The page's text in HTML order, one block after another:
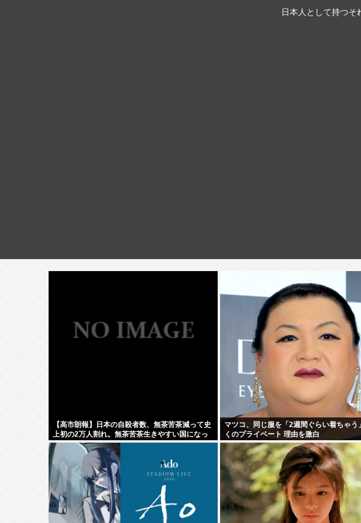
日本人として持つそ
【高市朗報】日本の自殺者数、無茶苦茶減って史
上初の2万人割れ。無茶苦茶生きやすい国になっ
てる件www
マツコ、同じ服を「2週間ぐらい着ちゃう
くのプライベート 理由を激白